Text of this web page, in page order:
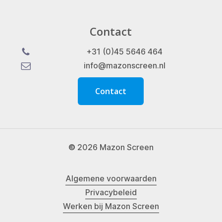
Contact
+31 (0)45 5646 464
info@mazonscreen.nl
Contact
© 2026 Mazon Screen
Algemene voorwaarden
Privacybeleid
Werken bij Mazon Screen